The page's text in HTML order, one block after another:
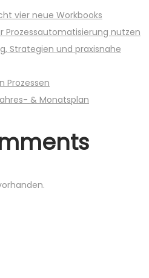
vier neue Workbooks
Prozessautomatisierung nutzen
Strategien und praxisnahe
Prozessen
& Monatsplan